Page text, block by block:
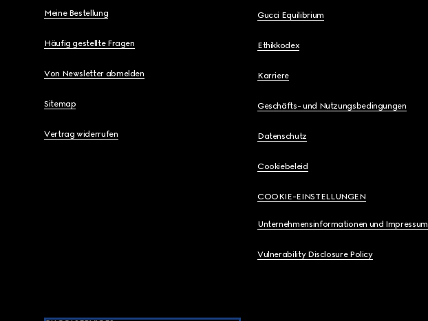
Meine Bestellung
Häufig gestellte Fragen
Von Newsletter abmelden
Sitemap
Vertrag widerrufen
Gucci Equilibrium
Ethikkodex
Karriere
Geschäfts- und Nutzungsbedingungen
Datenschutz
Cookiebeleid
COOKIE-EINSTELLUNGEN
Unternehmensinformationen und Impressum
Vulnerability Disclosure Policy